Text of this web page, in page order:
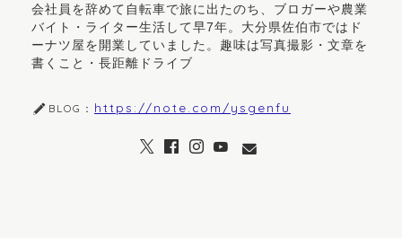
会社員を辞めて自転車で旅に出たのち、ブロガーや農業
バイト・ライター生活して早7年。大分県佐伯市ではド
ーナツ屋を開業していました。趣味は写真撮影・文章を
書くこと・長距離ドライブ
BLOG： https://note.com/ysgenfu